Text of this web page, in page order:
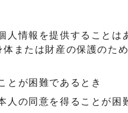
人情報を提供することは
または財産の保護のた
とが困難であるとき
人の同意を得ることが困